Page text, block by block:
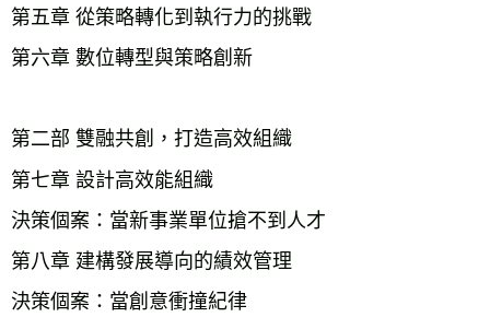
第五章 從策略轉化到執行力的挑戰
第六章 數位轉型與策略創新
第二部 雙融共創，打造高效組織
第七章 設計高效能組織
決策個案：當新事業單位搶不到人才
第八章 建構發展導向的績效管理
決策個案：當創意衝撞紀律